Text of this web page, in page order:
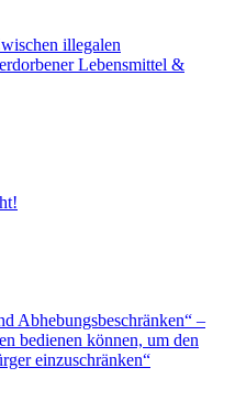
illegalen
Lebensmittel &
Abhebungsbeschränken“ –
bedienen können, um den
einzuschränken“